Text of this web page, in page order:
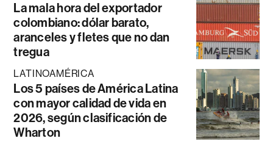
La mala hora del exportador
colombiano: dólar barato,
aranceles y fletes que no dan
tregua
LATINOAMÉRICA
Los 5 países de América Latina
con mayor calidad de vida en
2026, según clasificación de
Wharton